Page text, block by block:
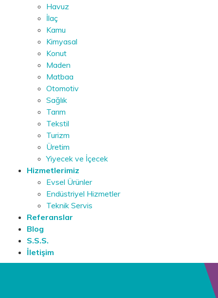
Havuz
İlaç
Kamu
Kimyasal
Konut
Maden
Matbaa
Otomotiv
Sağlık
Tarım
Tekstil
Turizm
Üretim
Yiyecek ve İçecek
Hizmetlerimiz
Evsel Ürünler
Endüstriyel Hizmetler
Teknik Servis
Referanslar
Blog
S.S.S.
İletişim